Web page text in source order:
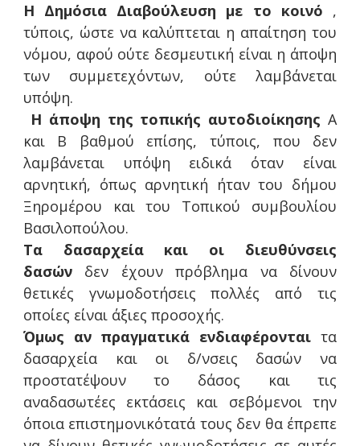
Η Δημόσια Διαβούλευση με το κοινό ,
τύποις, ώστε να καλύπτεται η απαίτηση του
νόμου, αφού ούτε δεσμευτική είναι η άποψη
των συμμετεχόντων, ούτε λαμβάνεται
υπόψη.
Η άποψη της τοπικής αυτοδιοίκησης Α
και Β βαθμού επίσης, τύποις, που δεν
λαμβάνεται υπόψη ειδικά όταν είναι
αρνητική, όπως αρνητική ήταν του δήμου
Ξηρομέρου και του Τοπικού συμβουλίου
Βασιλοπούλου.
Τα δασαρχεία και οι διευθύνσεις
δασώνδεν έχουν πρόβλημα να δίνουν
θετικές γνωμοδοτήσεις πολλές από τις
οποίες είναι άξιες προσοχής.
Όμως αν πραγματικά ενδιαφέρονται τα
δασαρχεία και οι δ/νσεις δασών να
προστατέψουν το δάσος και τις
αναδασωτέες εκτάσεις και σεβόμενοι την
όποια επιστημονικότατά τους δεν θα έπρεπε